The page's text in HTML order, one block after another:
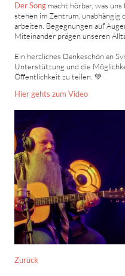
Der Song macht hörbar, was
stehen im Zentrum, unabhängig
arbeiten. Begegnungen auf
Miteinander prägen unseren
Ein herzliches Dankeschön an
Unterstützung und die
Öffentlichkeit zu teilen. 💚
Hier gehts zum Video
Zurück